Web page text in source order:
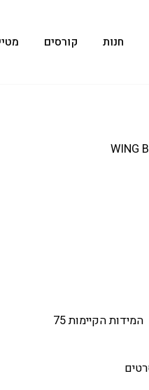
חנות קורסים
-תורן 65 ס"מ, ניתן להחליף למידה אחרת בתוספת של 150 ש"ח המידות הקיימות 75